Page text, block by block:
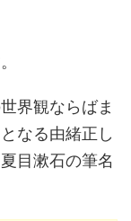
界観ならばま
なる由緒正し
目漱石の筆名